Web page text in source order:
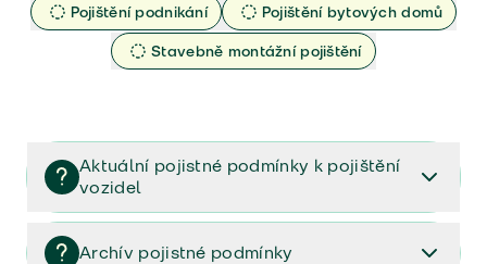
Pojištění podnikání
Pojištění bytových domů
Stavebně montážní pojištění
Aktuální pojistné podmínky k pojištění
vozidel
Pojištění vozidel/Pojistné podmínky a vše důležité ke
smlouvě (PDF)
Archív pojistné podmínky